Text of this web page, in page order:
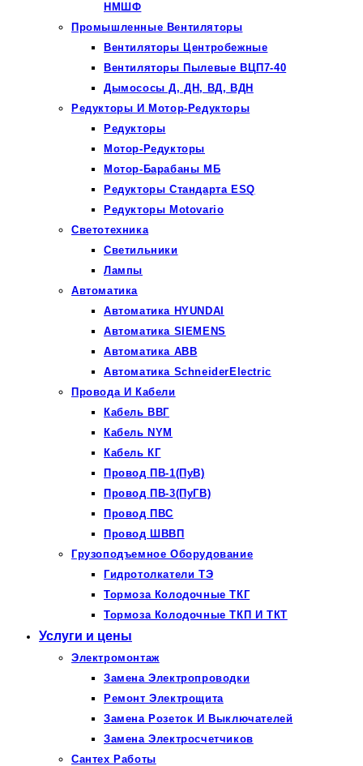
НМШФ
Промышленные Вентиляторы
Вентиляторы Центробежные
Вентиляторы Пылевые ВЦП7-40
Дымососы Д, ДН, ВД, ВДН
Редукторы И Мотор-Редукторы
Редукторы
Мотор-Редукторы
Мотор-Барабаны МБ
Редукторы Стандарта ESQ
Редукторы Motovario
Светотехника
Светильники
Лампы
Автоматика
Автоматика HYUNDAI
Автоматика SIEMENS
Автоматика ABB
Автоматика SchneiderElectric
Провода И Кабели
Кабель ВВГ
Кабель NYM
Кабель КГ
Провод ПВ-1(ПуВ)
Провод ПВ-3(ПуГВ)
Провод ПВС
Провод ШВВП
Грузоподъемное Оборудование
Гидротолкатели ТЭ
Тормоза Колодочные ТКГ
Тормоза Колодочные ТКП И ТКТ
Услуги и цены
Электромонтаж
Замена Электропроводки
Ремонт Электрощита
Замена Розеток И Выключателей
Замена Электросчетчиков
Сантех Работы